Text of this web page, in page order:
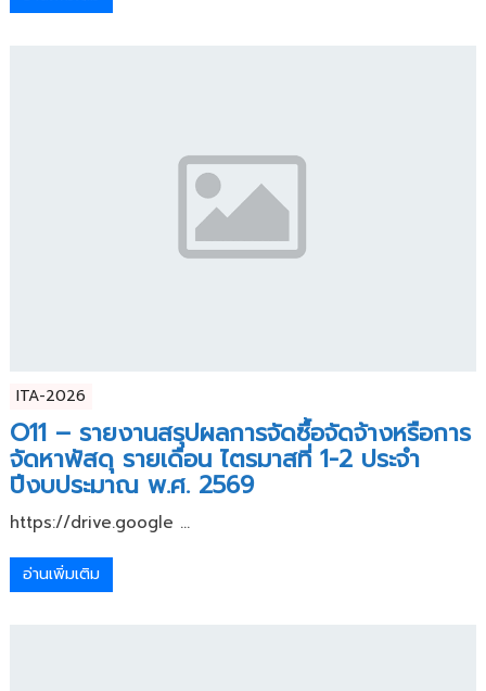
ITA-2026
O11 – รายงานสรุปผลการจัดซื้อจัดจ้างหรือการ
จัดหาพัสดุ รายเดือน ไตรมาสที่ 1-2 ประจำ
ปีงบประมาณ พ.ศ. 2569
https://drive.google ...
อ่านเพิ่มเติม